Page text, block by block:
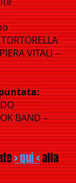
VITALI –
BAND –
> qui <alla